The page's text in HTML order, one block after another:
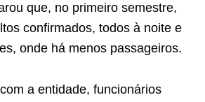
que, no primeiro semestre,
confirmados, todos à noite e
onde há menos passageiros.
a entidade, funcionários